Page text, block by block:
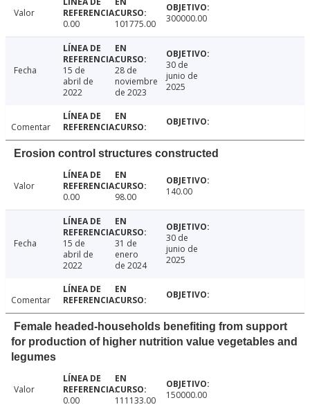
Valor
0.00
101775.00 300000.00
Fecha
15 de
abril de
2022
28 de
noviembre
de 2023
30 de
junio de
2025
Comentar
Erosion control structures constructed
Valor
0.00
98.00 140.00
Fecha
15 de
abril de
2022
31 de
enero
de 2024
30 de
junio de
2025
Comentar
Female headed-households benefiting from support
for production of higher nutrition value vegetables and
legumes
Valor
0.00
111133.00 150000.00